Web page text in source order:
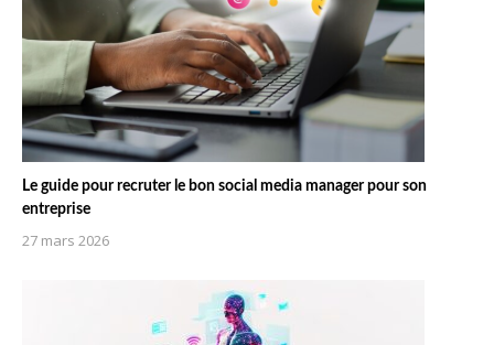
Le guide pour recruter le bon social media manager pour son
entreprise
27 mars 2026